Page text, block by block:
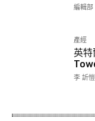
編輯部
產經
英特
李 訢愷